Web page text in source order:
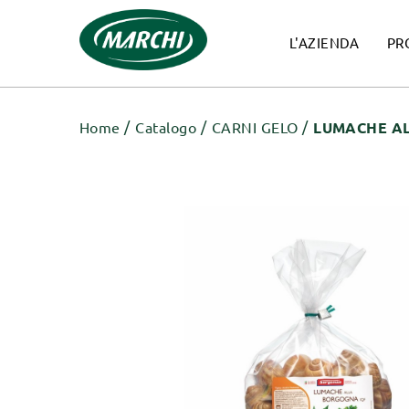
L'AZIENDA
Home Catalogo CARNI GELO LUMACHE